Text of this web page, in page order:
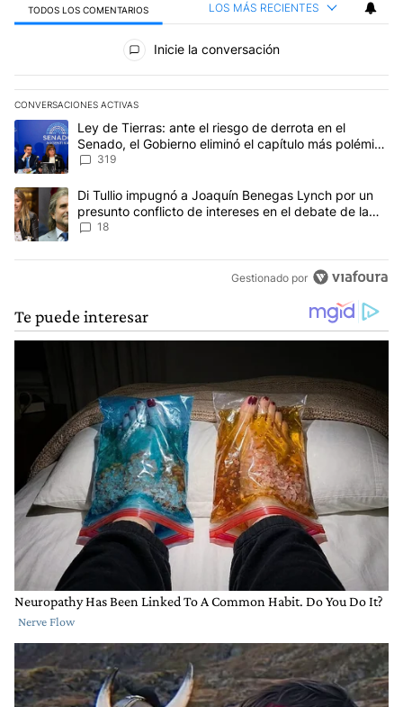
TODOS LOS COMENTARIOS LOS MÁS RECIENTES
Todos los comentarios
Inicie la conversación
CONVERSACIONES ACTIVAS
Este listado muestra los artículos con más comentarios en los
Un artículo de tendencia con el título "Ley de Tierras: ante el
Ley de Tierras: ante el riesgo de derrota en el
Senado, el Gobierno eliminó el capítulo más polémico
del proyecto
319
Un artículo de tendencia con el título "Di Tullio impugnó a
Di Tullio impugnó a Joaquín Benegas Lynch por un
presunto conflicto de intereses en el debate de la
Ley de Tierras
18
Gestionado por